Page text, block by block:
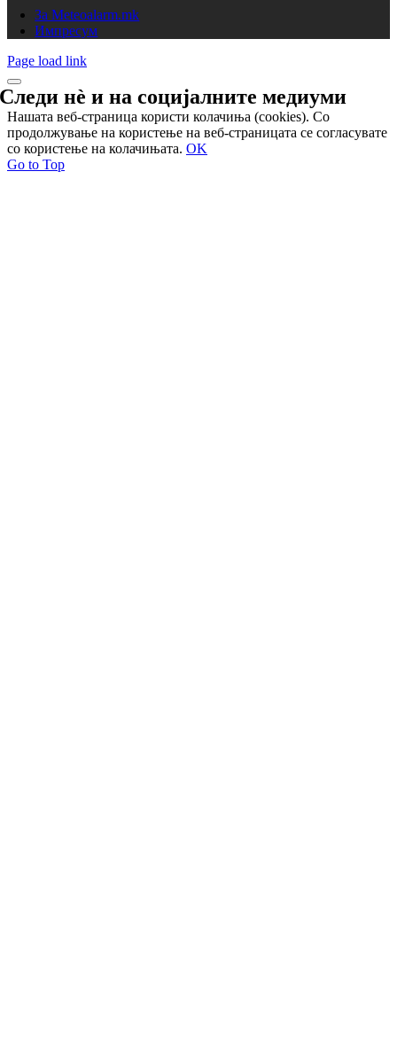
За Meteoalarm.mk
Импресум
Page load link
Следи нѐ и насоцијалните медиуми
Нашата веб-страница користи колачиња (cookies). Со
продолжување на користење на веб-страницата се согласувате
со користење на колачињата. OK
Go to Top